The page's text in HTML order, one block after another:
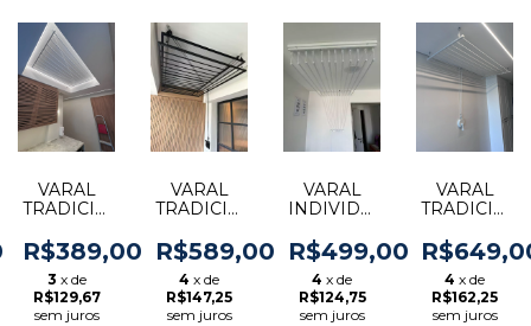
VARAL
TRADICIONAL
TETO 10
VARETAS
R$389,00
3 x de
R$129,67
sem juros
VARAL
TRADICIONAL
PARA
TETO 10
VARETAS
R$589,00
4 x de
R$147,25
sem juros
VARAL
INDIVIDUAL
TETO 8
VARETAS
R$499,00
4 x de
R$124,75
sem juros
VARAL
TETO 13
VARETAS
4 x de
R$162,25
sem juros